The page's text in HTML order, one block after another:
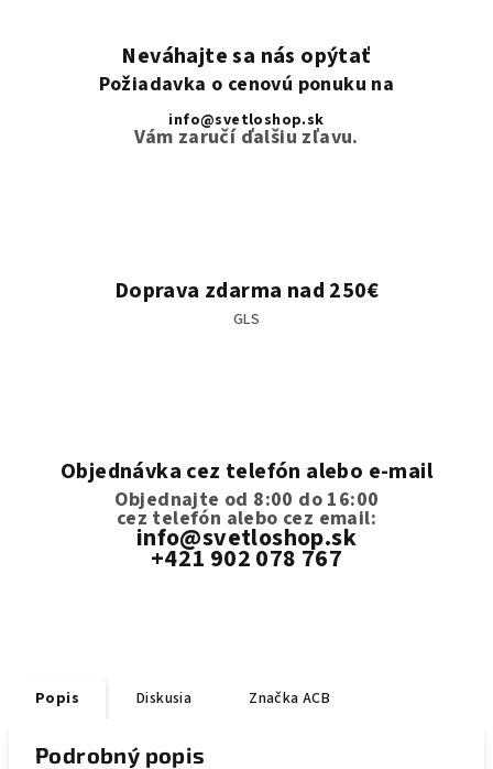
Neváhajte sa nás opýtať
Požiadavka o cenovú ponuku na
info@svetloshop.sk
Vám zaručí ďalšiu zľavu.
Doprava zdarma nad 250€
GLS
Objednávka cez telefón alebo e-mail
Objednajte od 8:00 do 16:00
cez telefón alebo cez email:
info@svetloshop.sk
+421 902 078 767
Popis Diskusia Značka ACB
Podrobný popis